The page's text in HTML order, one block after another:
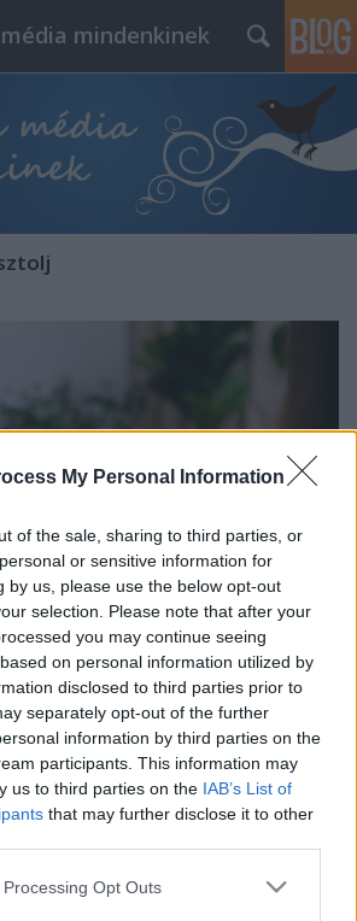
My Personal Information
of the sale, sharing to third parties, or
or sensitive information for
by us, please use the below opt-out
selection. Please note that after your
you may continue seeing
on personal information utilized by
disclosed to third parties prior to
separately opt-out of the further
information by third parties on the
participants. This information may
us to third parties on the IAB’s List of
that may further disclose it to other
website/app uses one or more Google
Opt Outs
mindenkinek
új szintre emelheted
stratégiádat!
08.
marketingesként azt szeretnéd,
médiában megosztott
eredményeket hozzanak? Ne